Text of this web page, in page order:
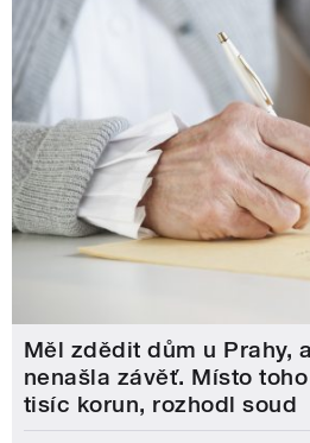
Měl zdědit dům u Prahy,
nenašla závěť. Místo
tisíc korun, rozhodl soud